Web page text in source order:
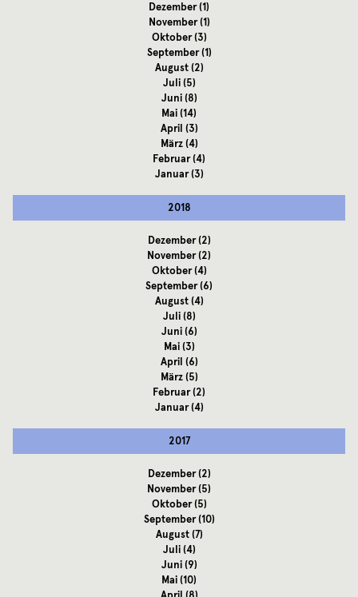
Dezember(1)
November(1)
Oktober(3)
September(1)
August(2)
Juli(5)
Juni(8)
Mai(14)
April (3)
März(4)
Februar(4)
Januar(3)
2018
Dezember(2)
November(2)
Oktober(4)
September(6)
August(4)
Juli(8)
Juni(6)
Mai(3)
April (6)
März(5)
Februar(2)
Januar(4)
2017
Dezember(2)
November(5)
Oktober(5)
September(10)
August(7)
Juli(4)
Juni(9)
Mai(10)